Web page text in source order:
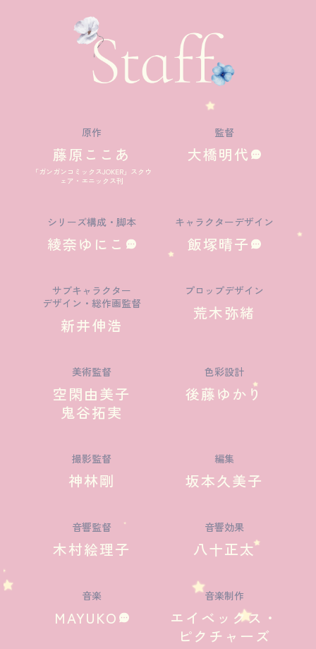
原作
藤原ここあ
「ガンガンコミックスJOKER」スクウ
ェア・エニックス刊
監督
大橋明代
シリーズ構成・脚本
綾奈ゆにこ
キャラクターデザイン
飯塚晴子
サブキャラクター
デザイン・総作画監督
新井伸浩
プロップデザイン
荒木弥緒
美術監督
空閑由美子
鬼谷拓実
色彩設計
後藤ゆかり
撮影監督
神林剛
編集
坂本久美子
音響監督
木村絵理子
音響効果
八十正太
音楽
MAYUKO
音楽制作
エイベックス・
ピクチャーズ